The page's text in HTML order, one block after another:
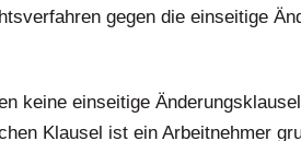
gegen die einseitige
keine einseitige
Klausel ist ein Arbeitnehmer